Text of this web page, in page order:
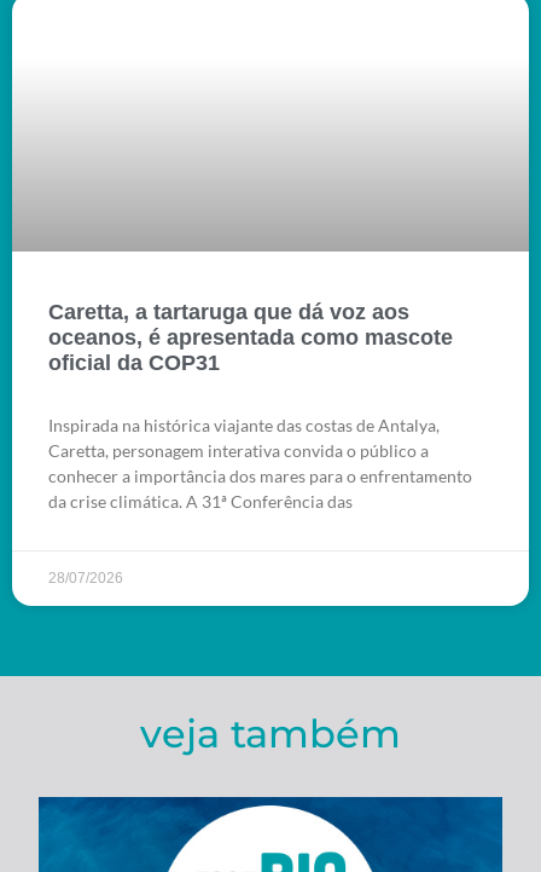
Caretta, a tartaruga que dá voz aos
oceanos, é apresentada como mascote
oficial da COP31
Inspirada na histórica viajante das costas de Antalya,
Caretta, personagem interativa convida o público a
conhecer a importância dos mares para o enfrentamento
da crise climática. A 31ª Conferência das
28/07/2026
veja também